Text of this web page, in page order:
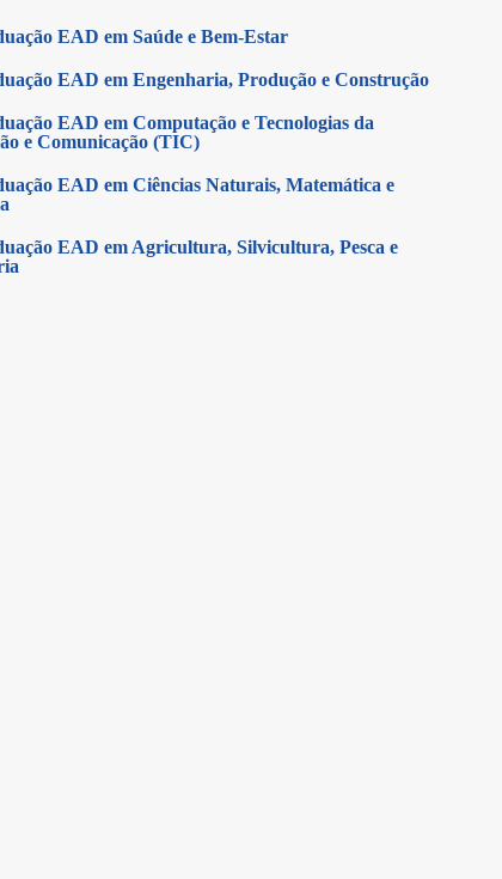
EAD em Saúde e Bem-Estar
EAD em Engenharia, Produção e Construção
EAD em Computação e Tecnologias da
e Comunicação (TIC)
EAD em Ciências Naturais, Matemática e
EAD em Agricultura, Silvicultura, Pesca e